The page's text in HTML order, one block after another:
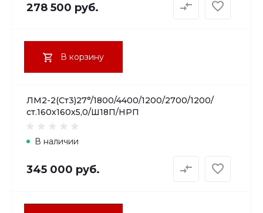
278 500 руб.
В корзину
ЛМ2-2(Ст3)27°/1800/4400/1200/2700/1200/
ст.160х160х5,0/Ш18П/НРП
В наличии
345 000 руб.